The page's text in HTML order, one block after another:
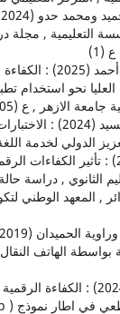
التعليمية , مجلة
13. عبد الوهاب ,
نحو استخدام
الازهر , ع (205) ج (3)
14. علي , اسامة زكي
لخدمة اللغة
15. فريد , سالمي (2023) : تأثير
الثانوي , دراسة
, المعهد الوطني
17. محمد , نافز أيوب